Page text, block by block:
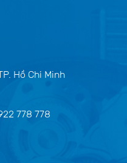
Hồ Chí Minh
778 778